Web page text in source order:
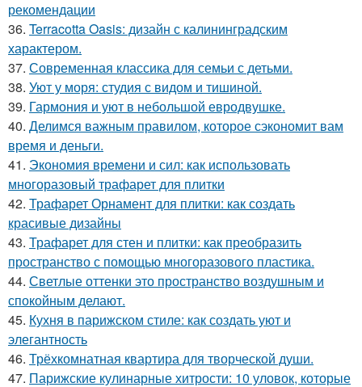
рекомендации
36. Terracotta Oasis: дизайн с калининградским
характером.
37. Современная классика для семьи с детьми.
38. Уют у моря: студия с видом и тишиной.
39. Гармония и уют в небольшой евродвушке.
40. Делимся важным правилом, которое сэкономит вам
время и деньги.
41. Экономия времени и сил: как использовать
многоразовый трафарет для плитки
42. Трафарет Орнамент для плитки: как создать
красивые дизайны
43. Трафарет для стен и плитки: как преобразить
пространство с помощью многоразового пластика.
44. Светлые оттенки это пространство воздушным и
спокойным делают.
45. Кухня в парижском стиле: как создать уют и
элегантность
46. Трёхкомнатная квартира для творческой души.
47. Парижские кулинарные хитрости: 10 уловок, которые